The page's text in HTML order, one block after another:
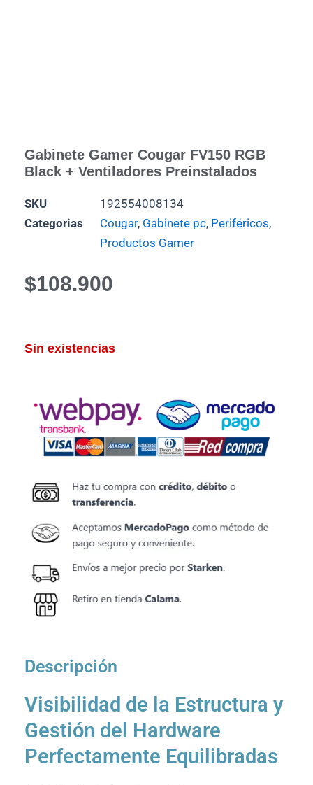
Gabinete Gamer Cougar FV150 RGB
Black + Ventiladores Preinstalados
SKU
192554008134
Categorias
Cougar, Gabinete pc, Periféricos,
Productos Gamer
$108.900
Sin existencias
Descripción
Visibilidad de la Estructura y
Gestión del Hardware
Perfectamente Equilibradas